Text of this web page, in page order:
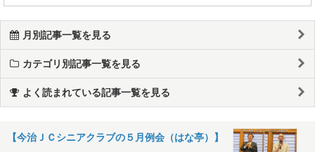
月別記事一覧を見る
カテゴリ別記事一覧を見る
よく読まれている記事一覧を見る
【今治ＪＣシニアクラブの５月例会（はな亭）】